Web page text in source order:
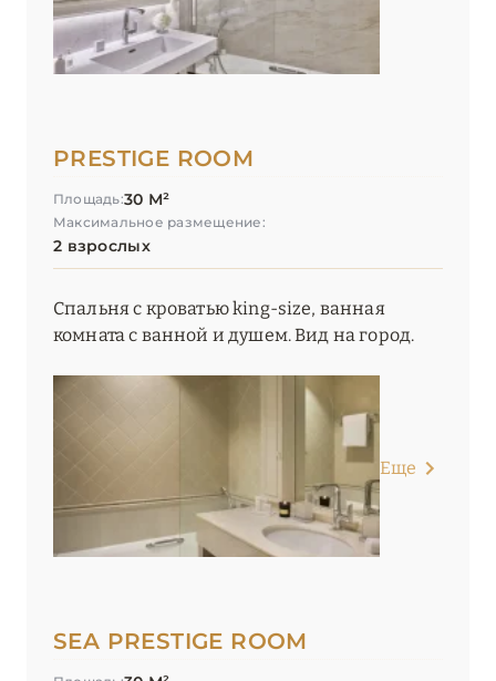
PRESTIGE ROOM
Площадь:30 М²
Максимальное размещение:
2 взрослых
Спальня с кроватью king-size, ванная
комната с ванной и душем. Вид на город.
Еще
SEA PRESTIGE ROOM